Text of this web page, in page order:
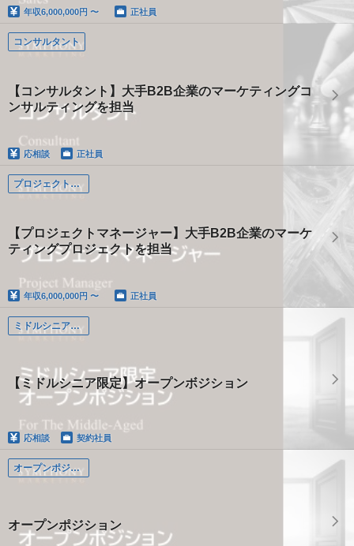
年収6,000,000円 〜 正社員
コンサルタント
【コンサルタント】大手B2B企業のマーケティングコ
ンサルティングを担当
応相談 正社員
プロジェクトマネージャー
【プロジェクトマネージャー】大手B2B企業のマーケ
ティングプロジェクトを担当
年収6,000,000円 〜 正社員
ミドルシニア限定
【ミドルシニア限定】オープンボジション
応相談 契約社員
オープンポジション
オープンポジション